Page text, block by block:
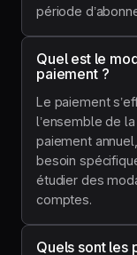
période
Quel est le
paiement ?
Le paiement
l’ensemble de
paiement
besoin
étudier des
comptes.
Quels sont les